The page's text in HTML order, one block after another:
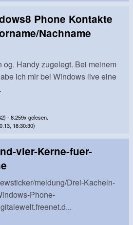
Phone Kontakte
Nachname
og. Handy zugelegt. Bei meinem
ich mir bei Windows live eine
- 8.259x gelesen.
18:30:30)
vier-Kerne-fuer-
meldung/Drei-Kacheln-
Phone-